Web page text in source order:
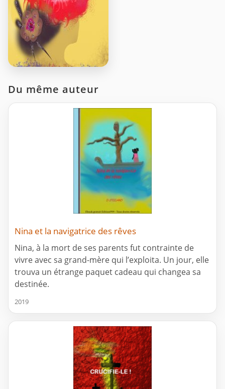
Du même auteur
Nina et la navigatrice des rêves
Nina, à la mort de ses parents fut contrainte de
vivre avec sa grand-mère qui l’exploita. Un jour, elle
trouva un étrange paquet cadeau qui changea sa
destinée.
2019